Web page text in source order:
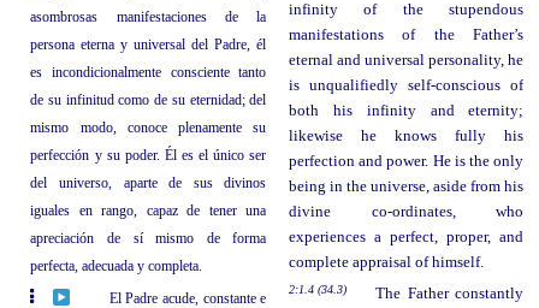
asombrosas manifestaciones de la
persona eterna y universal del Padre, él
es incondicionalmente consciente tanto
de su infinitud como de su eternidad; del
mismo modo, conoce plenamente su
perfección y su poder. Él es el único ser
del universo, aparte de sus divinos
iguales en rango, capaz de tener una
apreciación de sí mismo de forma
perfecta, adecuada y completa.
infinity of the stupendous
manifestations of the Father’s
eternal and universal personality, he
is unqualifiedly self-conscious of
both his infinity and eternity;
likewise he knows fully his
perfection and power. He is the only
being in the universe, aside from his
divine co-ordinates, who
experiences a perfect, proper, and
complete appraisal of himself.
El Padre acude, constante e
2:1.4 (34.3)
The Father constantly